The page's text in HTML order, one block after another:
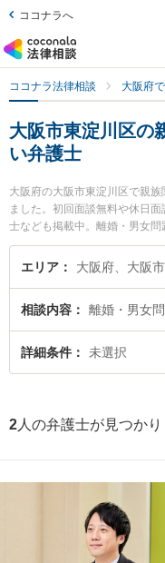
ココナラへ
ココナラ法律相談 大阪府
大阪市東淀川区の
い弁護士
大阪府の大阪市東淀川区で親
ました。初回面談無料や休日
士なども掲載中。離婚・男女
な分野での絞り込み検索もで
真一郎弁護士や法律事務所エ
族関係による離婚問題のトラ
い』『初回相談無料で親族関
区内の弁護士に相談予約した
エリア 大阪府、大阪
相談内容 離婚・男女
詳細条件 未選択
2 人の弁護士が見つかり